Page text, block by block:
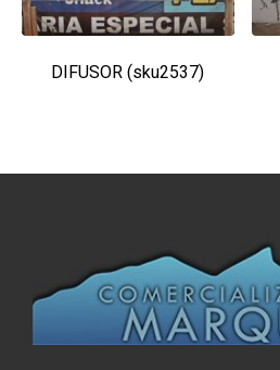
DIFUSOR (sku2537)